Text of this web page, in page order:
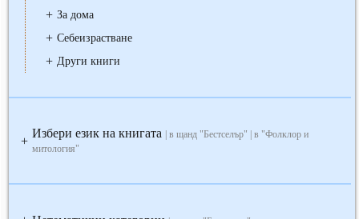
+ За дома
+ Себеизрастване
+ Други книги
+
Избери език на книгата
| в щанд "Бестселър" | в "Фолклор и
митология"